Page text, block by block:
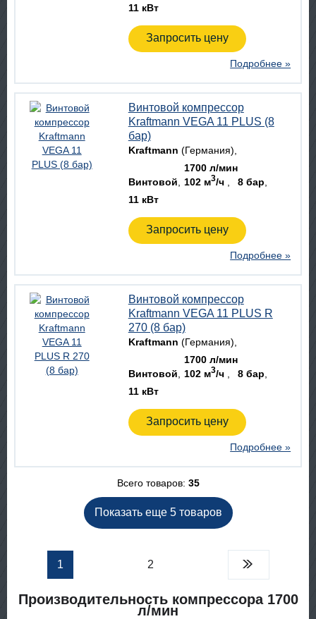
11 кВт
Запросить цену
Подробнее »
Винтовой компрессор
Kraftmann VEGA 11 PLUS (8
бар)
Kraftmann (Германия)
Винтовой
1700 л/мин
102 м3/ч
8 бар
11 кВт
Запросить цену
Подробнее »
Винтовой компрессор
Kraftmann VEGA 11 PLUS R
270 (8 бар)
Kraftmann (Германия)
Винтовой
1700 л/мин
102 м3/ч
8 бар
11 кВт
Запросить цену
Подробнее »
Всего товаров: 35
Показать еще 5 товаров
1 2
Производительность компрессора 1700
л/мин